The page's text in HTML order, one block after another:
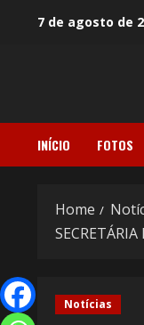
7 de agosto de
INÍCIO FOTOS
Home
Notícias